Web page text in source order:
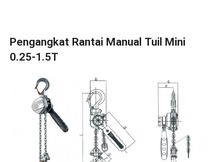
Pengangkat Rantai Manual Tuil Mini
0.25-1.5T